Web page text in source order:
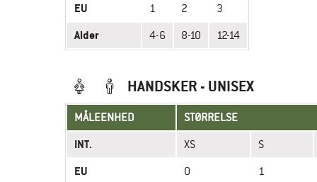
EU 1 2 3
Alder 4-6 8-10 12-14
HANDSKER - UNISEX
MÅLEENHED STØRRELSE
INT. XS S
EU 0 1